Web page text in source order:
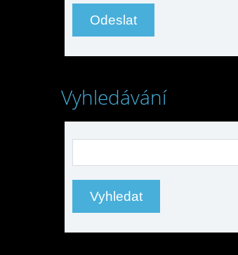
Vyhledávání